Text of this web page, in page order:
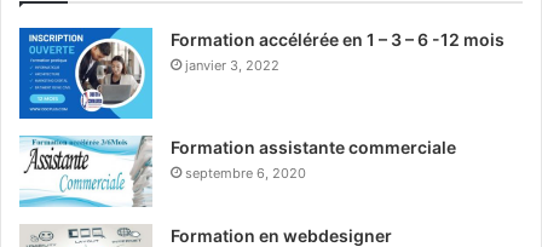
Formation accélérée en 1 – 3 – 6 -12 mois
janvier 3, 2022
Formation assistante commerciale
septembre 6, 2020
Formation en webdesigner